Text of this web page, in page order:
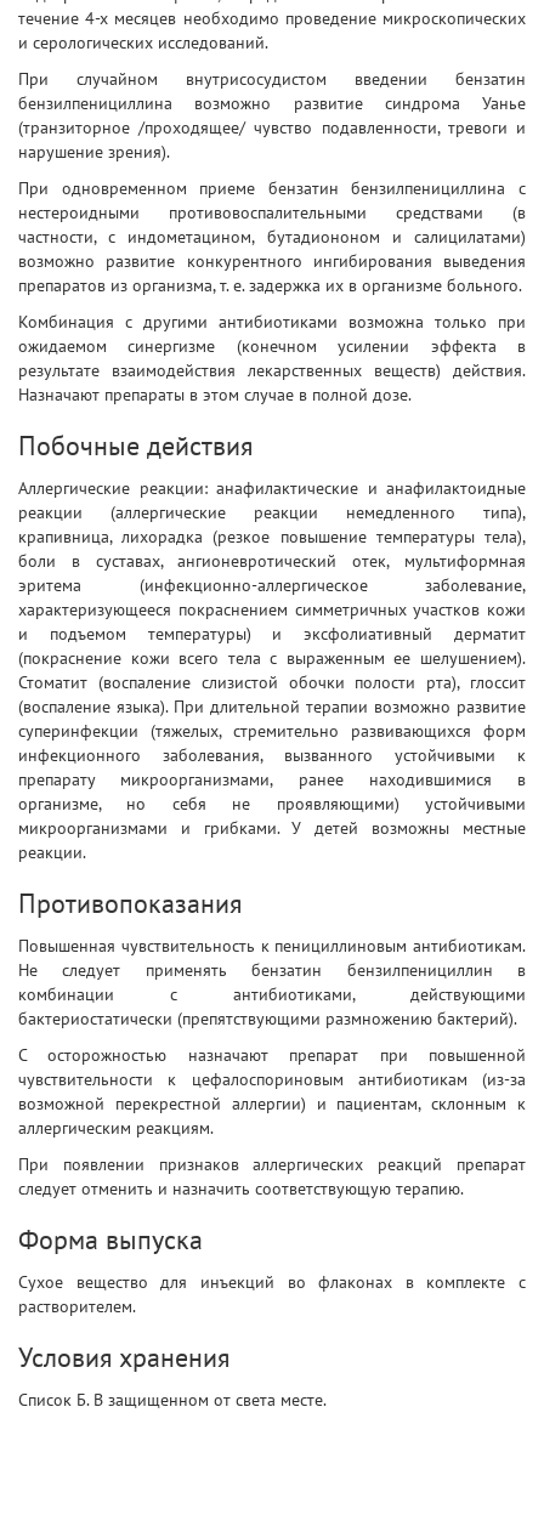
течение 4-х месяцев необходимо проведение микроскопических
и серологических исследований.
При случайном внутрисосудистом введении бензатин
бензилпенициллина возможно развитие синдрома Уанье
(транзиторное /проходящее/ чувство подавленности, тревоги и
нарушение зрения).
При одновременном приеме бензатин бензилпенициллина с
нестероидными противовоспалительными средствами (в
частности, с индометацином, бутадиононом и салицилатами)
возможно развитие конкурентного ингибирования выведения
препаратов из организма, т. е. задержка их в организме больного.
Комбинация с другими антибиотиками возможна только при
ожидаемом синергизме (конечном усилении эффекта в
результате взаимодействия лекарственных веществ) действия.
Назначают препараты в этом случае в полной дозе.
Побочные действия
Аллергические реакции: анафилактические и анафилактоидные
реакции (аллергические реакции немедленного типа),
крапивница, лихорадка (резкое повышение температуры тела),
боли в суставах, ангионевротический отек, мультиформная
эритема (инфекционно-аллергическое заболевание,
характеризующееся покраснением симметричных участков кожи
и подъемом температуры) и эксфолиативный дерматит
(покраснение кожи всего тела с выраженным ее шелушением).
Стоматит (воспаление слизистой обочки полости рта), глоссит
(воспаление языка). При длительной терапии возможно развитие
суперинфекции (тяжелых, стремительно развивающихся форм
инфекционного заболевания, вызванного устойчивыми к
препарату микроорганизмами, ранее находившимися в
организме, но себя не проявляющими) устойчивыми
микроорганизмами и грибками. У детей возможны местные
реакции.
Противопоказания
Повышенная чувствительность к пенициллиновым антибиотикам.
Не следует применять бензатин бензилпенициллин в
комбинации с антибиотиками, действующими
бактериостатически (препятствующими размножению бактерий).
С осторожностью назначают препарат при повышенной
чувствительности к цефалоспориновым антибиотикам (из-за
возможной перекрестной аллергии) и пациентам, склонным к
аллергическим реакциям.
При появлении признаков аллергических реакций препарат
следует отменить и назначить соответствующую терапию.
Форма выпуска
Сухое вещество для инъекций во флаконах в комплекте с
растворителем.
Условия хранения
Список Б. В защищенном от света месте.